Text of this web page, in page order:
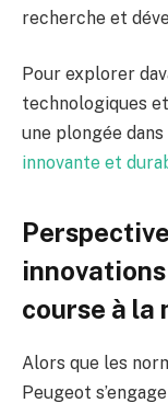
recherche et
Pour explorer
technologiques
une plongée
innovante et
course à la
Alors que les
Peugeot